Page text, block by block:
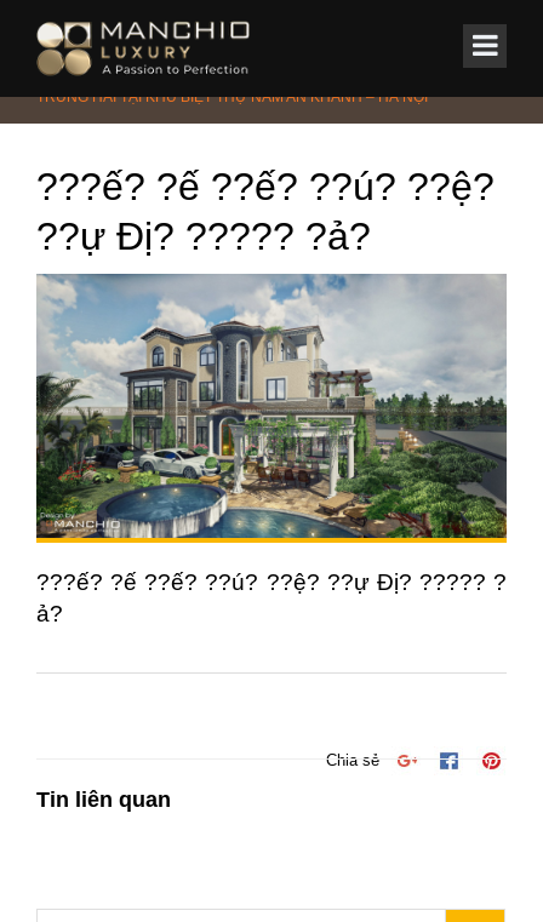
Home/Tin Tức & Sự Kiện/Phong cách
KIẾN TRÚC BIỆT THỰ ĐỊA
TRUNG HẢI TẠI KHU BIỆT THỰ NAM AN KHÁNH – HÀ NỘI
???ế? ?ế ??ế? ??ú? ??ệ?
??ự Đị? ????? ?ả?
???ế? ?ế ??ế? ??ú? ??ệ? ??ự Đị? ????? ?
ả?
Chia sẻ
Tin liên quan